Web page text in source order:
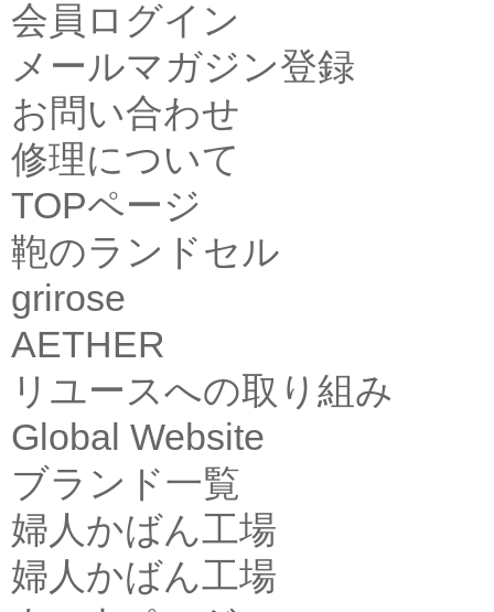
会員ログイン
メールマガジン登録
お問い合わせ
修理について
TOPページ
鞄のランドセル
grirose
AETHER
リユースへの取り組み
Global Website
ブランド一覧
婦人かばん工場
婦人かばん工場